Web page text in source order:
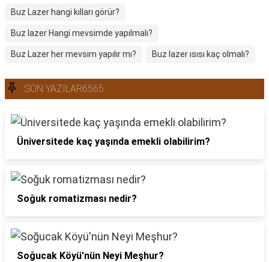
Buz Lazer hangi kılları görür?
Buz lazer Hangi mevsimde yapılmalı?
Buz Lazer her mevsim yapılır mı? Buz lazer ısısı kaç olmalı?
SON YAZILAR6565
Üniversitede kaç yaşında emekli olabilirim?
Soğuk romatizması nedir?
Soğucak Köyü'nün Neyi Meşhur?